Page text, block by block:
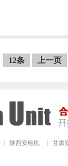
12条 上一页
陕西安检机
甘肃